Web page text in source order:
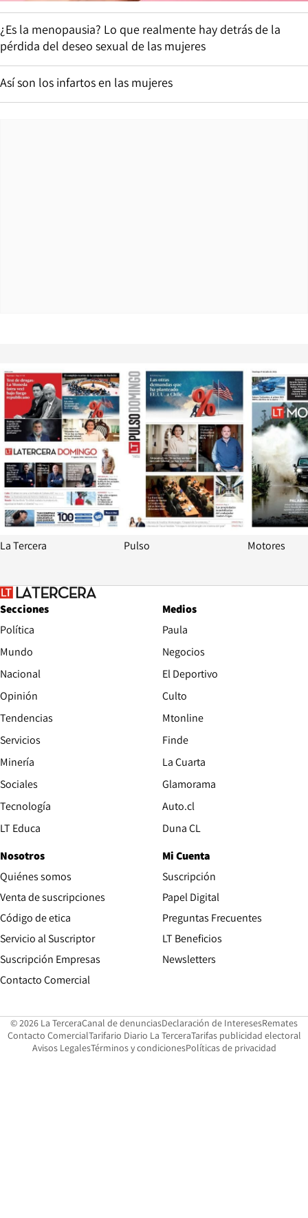
¿Es la menopausia? Lo que realmente hay detrás de la
pérdida del deseo sexual de las mujeres
Así son los infartos en las mujeres
Opens in new window
La Tercera
Opens in
Pulso Motores
Secciones
Política
Mundo
Nacional
Opinión
Tendencias
Servicios
Minería
Sociales
Tecnología
LT Educa
Medios
Paula
Negocios
El Deportivo
Culto
Mtonline
Finde
La Cuarta
Glamorama
Auto.clOpens in new window
Duna CLOpens in new window
Nosotros
Quiénes somos
Venta de suscripciones
Código de etica Opens in new window
Servicio al Suscriptor
Suscripción Empresas
Contacto ComercialOpens in new window
Mi Cuenta
Suscripción
Papel DigitalOpens in new
Preguntas Frecuentes
LT Beneficios
Newsletters
© 2026 La TerceraCanal de denunciasOpens in new window
Declaración de InteresesOpens in
Remates
Contacto ComercialOpens in new window
Tarifario Diario La TerceraOpens in new window
Tarifas publicidad electoral
Avisos LegalesOpens in new window
Términos y condicionesPolíticas de privacidad